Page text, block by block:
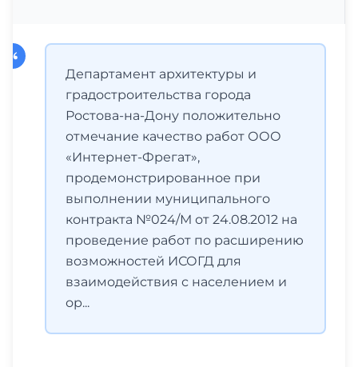
Департамент архитектуры и
градостроительства города
Ростова-на-Дону положительно
отмечание качество работ ООО
«Интернет-Фрегат»,
продемонстрированное при
выполнении муниципального
контракта №024/М от 24.08.2012 на
проведение работ по расширению
возможностей ИСОГД для
взаимодействия с населением и
ор...